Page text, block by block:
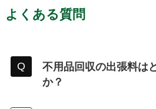
よくある質問
不用品回収の出張料は
か？